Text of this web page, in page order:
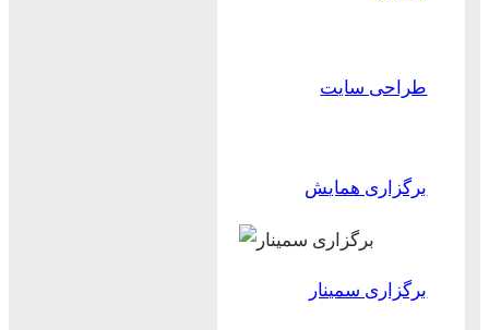
طراحی سایت
برگزاری همایش
برگزاری سمینار